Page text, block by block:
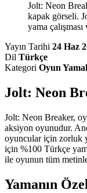
Jolt: Neon
kapak görseli.
yama
Yayın Tarihi 24 Haz
Dil Türkçe
Kategori Oyun
Jolt: Neon
Jolt: Neon Breaker,
aksiyon oyunudur.
oyuncular için zorluk
için %100 Türkçe
ile oyunun tüm
Yamanın